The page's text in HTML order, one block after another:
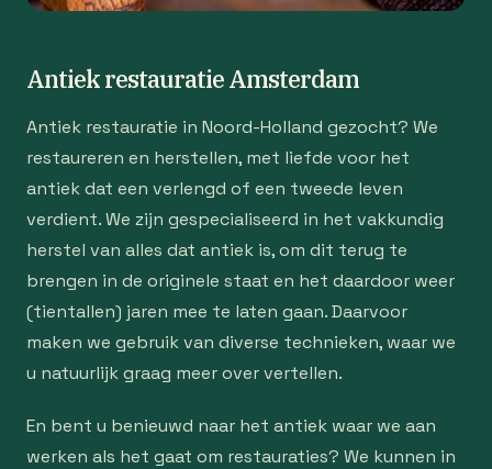
Antiek restauratie Amsterdam
Antiek restauratie in Noord-Holland gezocht? We
restaureren en herstellen, met liefde voor het
antiek dat een verlengd of een tweede leven
verdient. We zijn gespecialiseerd in het vakkundig
herstel van alles dat antiek is, om dit terug te
brengen in de originele staat en het daardoor weer
(tientallen) jaren mee te laten gaan. Daarvoor
maken we gebruik van diverse technieken, waar we
u natuurlijk graag meer over vertellen.
En bent u benieuwd naar het antiek waar we aan
werken als het gaat om restauraties? We kunnen in